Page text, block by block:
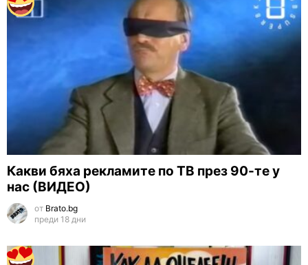
Какви бяха рекламите по ТВ през 90-те у
нас (ВИДЕО)
от Brato.bg
преди 18 дни